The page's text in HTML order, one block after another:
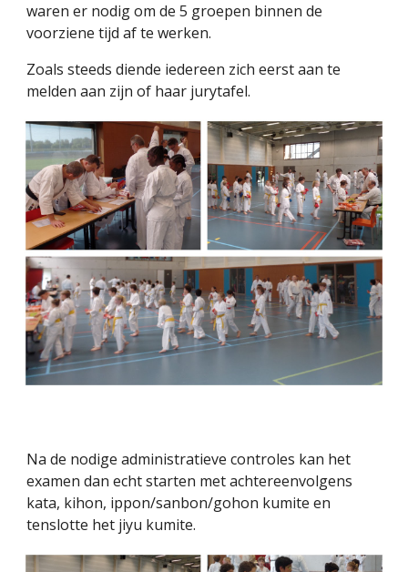
waren er nodig om de 5 groepen binnen de
voorziene tijd af te werken.
Zoals steeds diende iedereen zich eerst aan te
melden aan zijn of haar jurytafel.
Na de nodige administratieve controles kan het
examen dan echt starten met achtereenvolgens
kata, kihon, ippon/sanbon/gohon kumite en
tenslotte het jiyu kumite.